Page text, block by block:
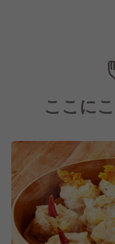
む！」そんな想いを
自然と声をかけ合い
イベントや部活動な
先輩・後輩・本社ス
チームの一体感が自
ここに